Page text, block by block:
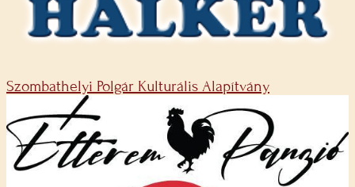
Szombathelyi Polgár Kulturális Alapítvány